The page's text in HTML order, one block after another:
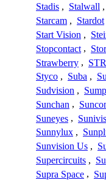
Stadis , Stalwall ,
Starcam , Stardot
Start Vision ,
Stopcontact ,
Strawberry ,
Styco , Suba ,
Sudvision ,
Sunchan ,
Suneyes ,
Sunnylux ,
Sunvision Us ,
Supercircuits ,
Supra Space ,